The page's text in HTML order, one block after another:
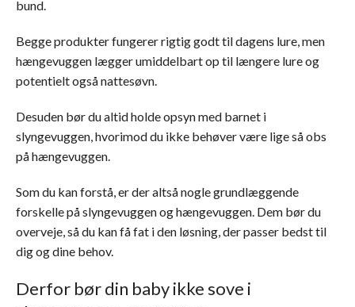
bund.
Begge produkter fungerer rigtig godt til dagens lure, men
hængevuggen lægger umiddelbart op til længere lure og
potentielt også nattesøvn.
Desuden bør du altid holde opsyn med barnet i
slyngevuggen, hvorimod du ikke behøver være lige så obs
på hængevuggen.
Som du kan forstå, er der altså nogle grundlæggende
forskelle på slyngevuggen og hængevuggen. Dem bør du
overveje, så du kan få fat i den løsning, der passer bedst til
dig og dine behov.
Derfor bør din baby ikke sove i